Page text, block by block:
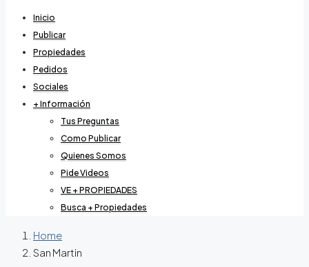
Inicio
Publicar
Propiedades
Pedidos
Sociales
+ Información
Tus Preguntas
Como Publicar
Quienes Somos
Pide Videos
VE + PROPIEDADES
Busca + Propiedades
Home
San Martin